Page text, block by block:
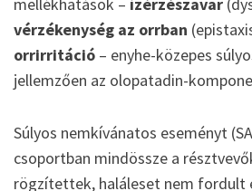
vérzékenység az orrban
orrirritáció – enyhe-közepes
jellemzően az olopatadin-
Súlyos nemkívánatos eseményt
csoportban mindössze a
rögzítettek, haláleset nem fordult